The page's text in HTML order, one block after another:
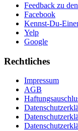
Feedback zu
Facebook
Kennst-Du-
Yelp
Google
Rechtliches
Impressum
AGB